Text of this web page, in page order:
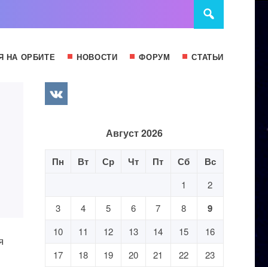
НА ОРБИТЕ НОВОСТИ ФОРУМ СТАТЬИ
Август 2026
Пн Вт Ср Чт Пт Сб Вс
1
2
3
4 5 6 7 8 9
10 11 12 13 14 15
16
17
18 19 20 21 22
23